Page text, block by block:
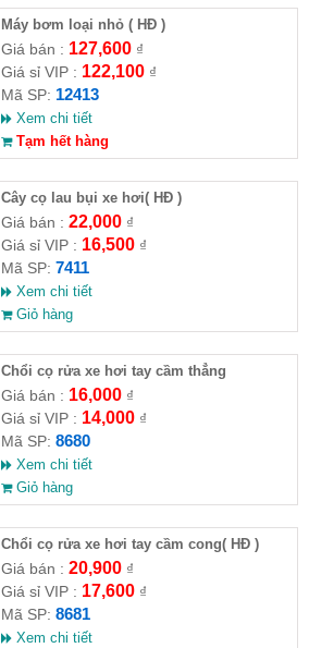
Máy bơm loại nhỏ ( HĐ )
Giá bán : 127,600₫
Giá sỉ VIP : 122,100₫
Mã SP: 12413
Xem chi tiết
Tạm hết hàng
Cây cọ lau bụi xe hơi( HĐ )
Giá bán : 22,000₫
Giá sỉ VIP : 16,500₫
Mã SP: 7411
Xem chi tiết
Giỏ hàng
Chổi cọ rửa xe hơi tay cầm thẳng
Giá bán : 16,000₫
Giá sỉ VIP : 14,000₫
Mã SP: 8680
Xem chi tiết
Giỏ hàng
Chổi cọ rửa xe hơi tay cầm cong( HĐ )
Giá bán : 20,900₫
Giá sỉ VIP : 17,600₫
Mã SP: 8681
Xem chi tiết